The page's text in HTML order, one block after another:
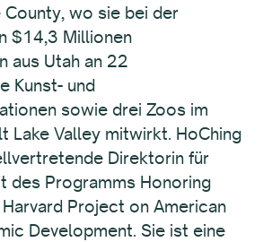
County, wo sie bei der
$14,3 Millionen
aus Utah an 22
Kunst- und
sowie drei Zoos im
Lake Valley mitwirkt. HoChing
Direktorin für
des Programms Honoring
Project on American
Development. Sie ist eine